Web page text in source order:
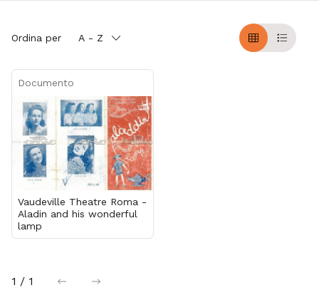
Ordina per A - Z
GrigliaTable
Documento
Vaudeville Theatre Roma -
Aladin and his wonderful
lamp
1 / 1 precedentesuccessiva